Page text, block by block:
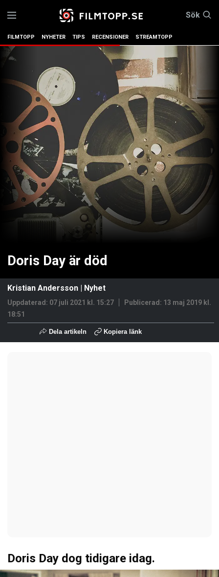
Sök
FILMTOPP NYHETER TIPS RECENSIONER STREAMTOPP
Doris Day är död
Kristian Andersson | Nyhet
Uppdaterad: 07 juli 2021 kl. 15:27 Publicerad: 13 maj 2019 kl.
18:51
Dela artikeln Kopiera länk
Doris Day dog tidigare idag.